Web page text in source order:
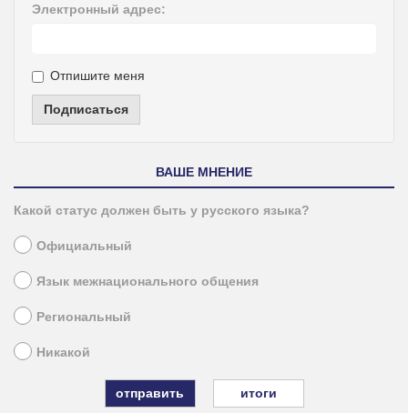
Электронный адрес:
Отпишите меня
Подписаться
ВАШЕ МНЕНИЕ
Какой статус должен быть у русского языка?
Официальный
Язык межнационального общения
Региональный
Никакой
итоги